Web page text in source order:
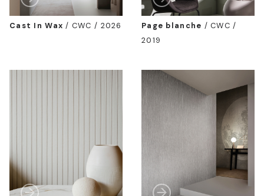
Cast In Wax / CWC / 2026 Page blanche /CWC /
2019